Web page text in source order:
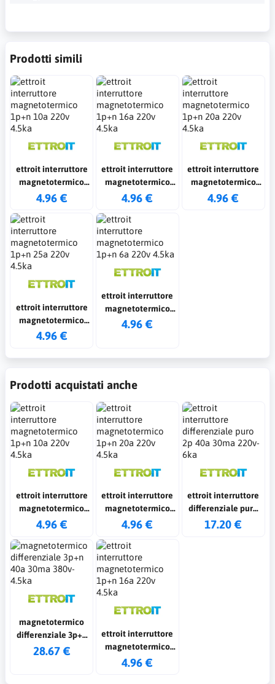
Prodotti simili
ettroit interruttore
magnetotermico
1p+n 10a 220v 4.5ka
4.96 €
ettroit interruttore
magnetotermico
1p+n 16a 220v 4.5ka
4.96 €
ettroit interruttore
magnetotermico
1p+n 20a 220v 4.5ka
4.96 €
ettroit interruttore
magnetotermico
1p+n 25a 220v 4.5ka
4.96 €
ettroit interruttore
magnetotermico
1p+n 6a 220v 4.5ka
4.96 €
Prodotti acquistati anche
ettroit interruttore
magnetotermico
1p+n 10a 220v 4.5ka
4.96 €
ettroit interruttore
magnetotermico
1p+n 20a 220v 4.5ka
4.96 €
ettroit interruttore
differenziale puro
2p 40a 30ma 220v-
17.20 €
magnetotermico
differenziale 3p+n
40a 30ma 380v-
28.67 €
ettroit interruttore
magnetotermico
1p+n 16a 220v 4.5ka
4.96 €